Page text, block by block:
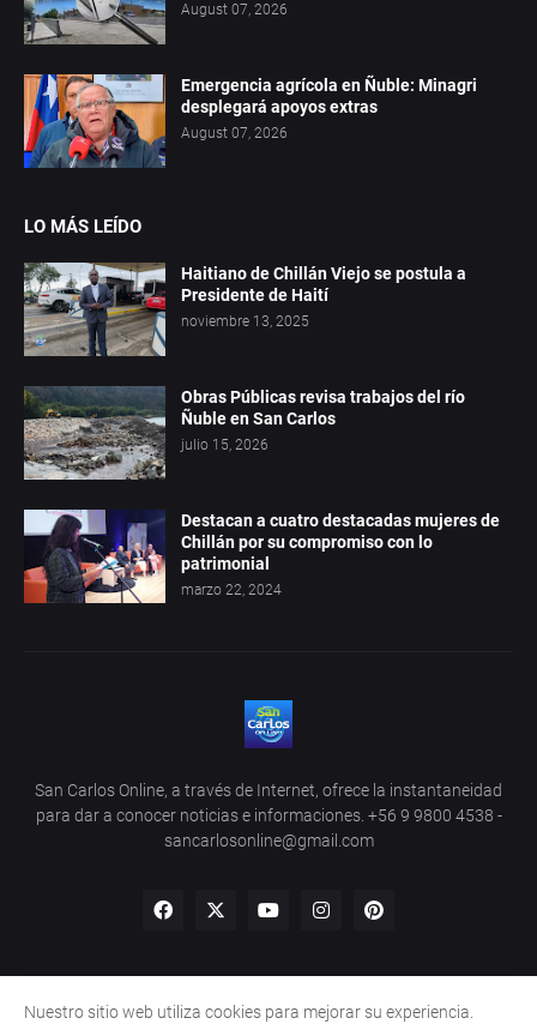
August 07, 2026
Emergencia agrícola en Ñuble: Minagri
desplegará apoyos extras
August 07, 2026
LO MÁS LEÍDO
Haitiano de Chillán Viejo se postula a
Presidente de Haití
noviembre 13, 2025
Obras Públicas revisa trabajos del río
Ñuble en San Carlos
julio 15, 2026
Destacan a cuatro destacadas mujeres de
Chillán por su compromiso con lo
patrimonial
marzo 22, 2024
San Carlos Online, a través de Internet, ofrece la instantaneidad
para dar a conocer noticias e informaciones. +56 9 9800 4538 -
sancarlosonline@gmail.com
Privacy Policy Contact Us
Nuestro sitio web utiliza cookies para mejorar su experiencia.